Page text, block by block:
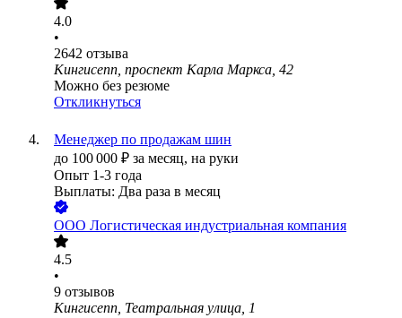
4.0
•
2642 отзыва
Кингисепп, проспект Карла Маркса, 42
Можно без резюме
Откликнуться
Менеджер по продажам шин
до 100 000 ₽ за месяц, на руки
Опыт 1-3 года
Выплаты: Два раза в месяц
ООО Логистическая индустриальная компания
4.5
•
9 отзывов
Кингисепп, Театральная улица, 1